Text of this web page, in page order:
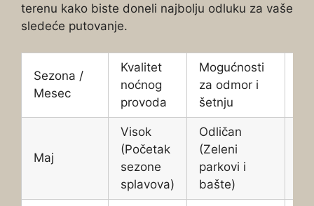
terenu kako biste doneli najbolju odluku za vaše
sledeće putovanje.
Sezona /
Mesec
Kvalitet
noćnog
provoda
Mogućnosti
za odmor i
šetnju
Maj
Visok
(Početak
sezone
splavova)
Odličan
(Zeleni
parkovi i
bašte)